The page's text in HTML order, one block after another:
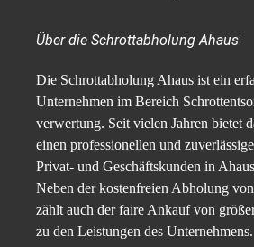
Über die Schrottabholung Ahaus:
Die Schrottabholung Ahaus ist ein
Unternehmen im Bereich
verwertung. Seit vielen Jahren bietet
einen professionellen und
Privat- und Geschäftskunden in
Neben der kostenfreien Abholung
zählt auch der faire Ankauf von
zu den Leistungen des Unternehmens.